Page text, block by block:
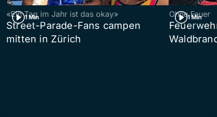
1 Min
«Ein Tag im Jahr ist das okay»
Street-Parade-Fans campen
mitten in Zürich
1 Min
Ohne Feuer